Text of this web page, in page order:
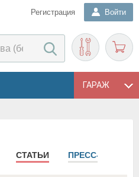
Регистрация Войти
ГАРАЖ
СТАТЬИ ПРЕСС-РЕЛИЗЫ